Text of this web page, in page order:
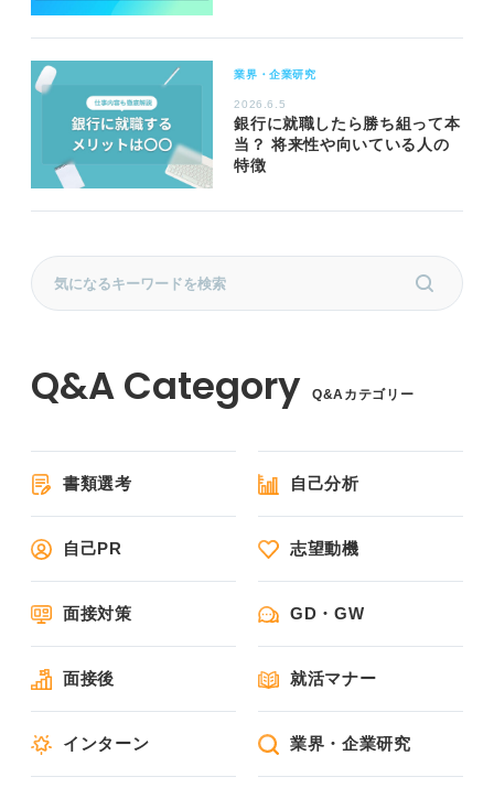
業界・企業研究
2026.6.5
銀行に就職したら勝ち組って本
当？ 将来性や向いている人の
特徴
Q&Aカテゴリー
書類選考 自己分析
自己PR 志望動機
面接対策 GD・GW
面接後 就活マナー
インターン 業界・企業研究